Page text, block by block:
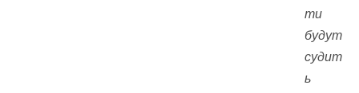
ти
будут
судит
ь